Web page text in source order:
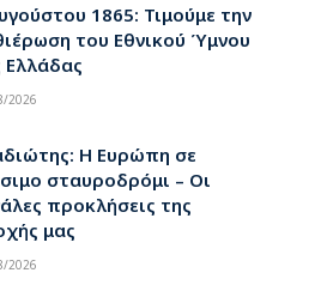
1865: Τιμούμε την
του Εθνικού Ύμνου
Ελλάδας
2026
Η Ευρώπη σε
σταυροδρόμι – Οι
προκλήσεις της
μας
2026